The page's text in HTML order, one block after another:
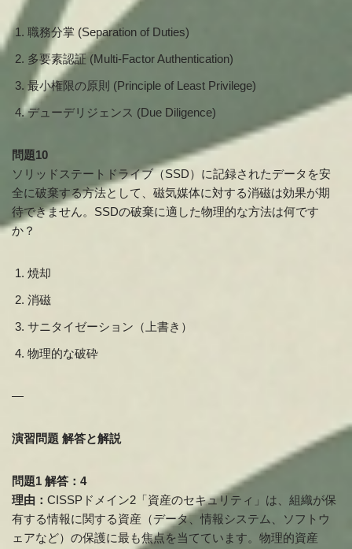
職務分掌 (Separation of Duties)
多要素認証 (Multi-Factor Authentication)
最小権限の原則 (Principle of Least Privilege)
デューデリジェンス (Due Diligence)
問題10
ソリッドステートドライブ（SSD）に記録されたデータを安
全に破棄する方法として、磁気媒体に対する消磁は効果が期
待できません。SSDの破棄に適した物理的な方法は何です
か？
焼却
消磁
サニタイゼーション（上書き）
物理的な破砕
—
演習問題 解答と解説
問題1 解答：4
理由： CISSPドメイン2「資産のセキュリティ」は、組織が保
有する情報に関する資産（データ、情報システム、ソフトウ
ェアなど）の保護に最も焦点を当てています。物理的資産